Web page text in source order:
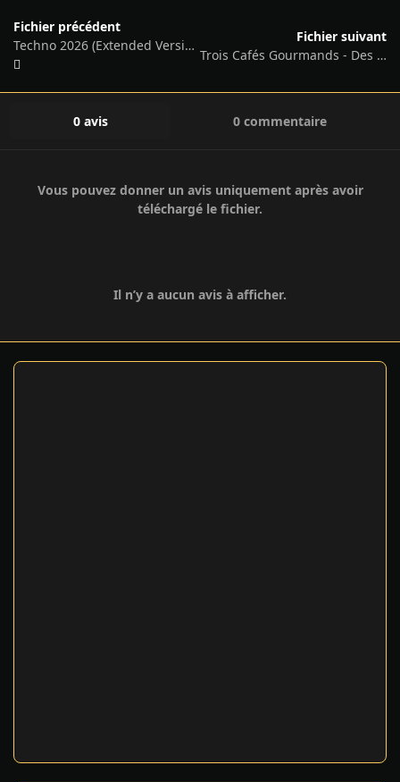
Fichier précédent
Techno 2026 (Extended Versions) - MP3 - 2025
Fichier suivant
Trois Cafés Gourmands - Des ondes et des reflets (Réédition) - MP3 - 2025
0 avis 0 commentaire
Vous pouvez donner un avis uniquement après avoir
téléchargé le fichier.
Il n’y a aucun avis à afficher.